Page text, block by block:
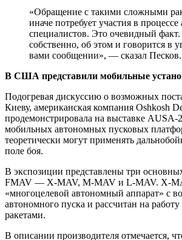
«Обращение с такими сложными
иначе потребует участия в
специалистов. Это очевидный факт.
собственно, об этом и говорится в
вами сообщении», — сказал Песков.
В США представили мобильные
Подогревая дискуссию о возможных
Киеву, американская компания Oshkosh
продемонстрировала на выставке AUSA-
мобильных автономных пусковых
теоретически могут применять
поле боя.
В экспозиции представлены три
FMAV — X-MAV, M-MAV и L-MAV. X-
«многоцелевой автономный аппарат» с
автономного пуска и рассчитан на
ракетами.
В описании производителя отмечается,